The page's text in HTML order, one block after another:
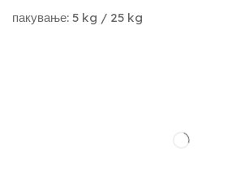
пакување: 5 kg / 25 kg